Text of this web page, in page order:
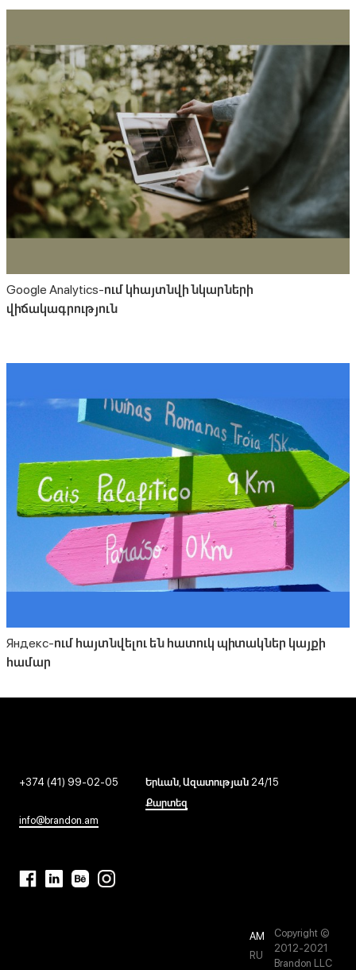
Google Analytics-ում կհայտնվի նկարների
վիճակագրություն
Яндекс-ում հայտնվելու են հատուկ պիտակներ կայքի
համար
+374 (41) 99-02-05
info@brandon.am
Երևան, Ազատության 24/15
Քարտեզ
AM
RU
Copyright ©
2012-2021
Brandon LLC